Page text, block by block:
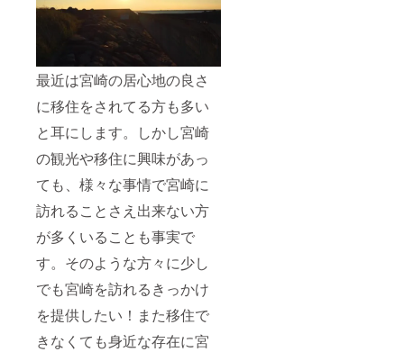
最近は宮崎の居心地の良さ
に移住をされてる方も多い
と耳にします。しかし宮崎
の観光や移住に興味があっ
ても、様々な事情で宮崎に
訪れることさえ出来ない方
が多くいることも事実で
す。そのような方々に少し
でも宮崎を訪れるきっかけ
を提供したい！また移住で
きなくても身近な存在に宮